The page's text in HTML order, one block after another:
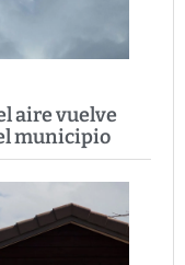
aire vuelve
municipio